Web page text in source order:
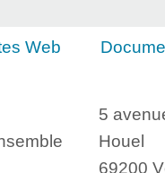
Web
5
Houel
69200